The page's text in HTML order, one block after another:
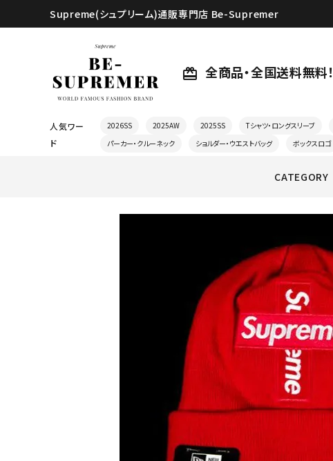
Supreme(シュプリーム)通販専門店 Be-Supremer
card_giftcard 全商品・全国送料無料！
人気ワー
ド
2026SS 2025AW 2025SS Tシャツ・ロングスリーブ
パーカー・クルーネック
ショルダー・ウエストバッグ ボックスロゴ
CATEGORY